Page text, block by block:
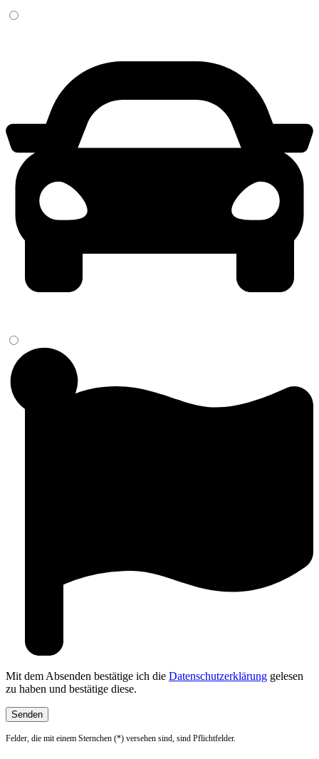
Mit dem Absenden bestätige ich die Datenschutzerklärung gelesen
zu haben und bestätige diese.
Felder, die mit einem Sternchen (*) versehen sind, sind Pflichtfelder.